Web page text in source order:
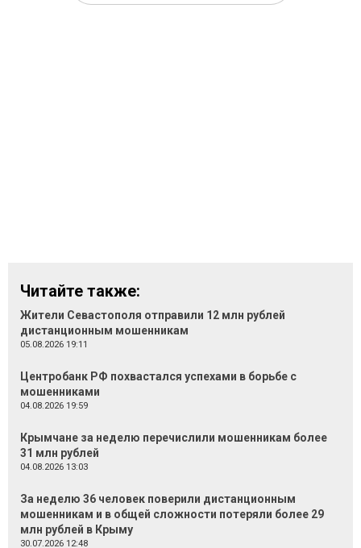
Читайте также:
Жители Севастополя отправили 12 млн рублей
дистанционным мошенникам
05.08.2026 19:11
Центробанк РФ похвастался успехами в борьбе с
мошенниками
04.08.2026 19:59
Крымчане за неделю перечислили мошенникам более
31 млн рублей
04.08.2026 13:03
За неделю 36 человек поверили дистанционным
мошенникам и в общей сложности потеряли более 29
млн рублей в Крыму
30.07.2026 12:48